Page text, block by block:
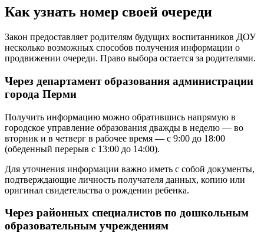
Как узнать номер своей очереди
Закон предоставляет родителям будущих воспитанников ДОУ
несколько возможных способов получения информации о
продвижении очереди. Право выбора остается за родителями.
Через департамент образования администрации
города Перми
Получить информацию можно обратившись напрямую в
городское управление образования дважды в неделю — во
вторник и в четверг в рабочее время — с 9:00 до 18:00
(обеденный перерыв с 13:00 до 14:00).
Для уточнения информации важно иметь с собой документы,
подтверждающие личность получателя данных, копию или
оригинал свидетельства о рождении ребенка.
Через районных специалистов по дошкольным
образовательным учреждениям